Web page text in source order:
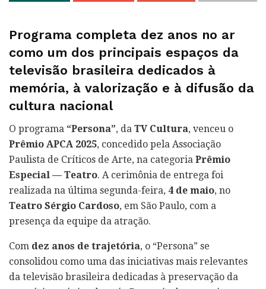
Programa completa dez anos no ar
como um dos principais espaços da
televisão brasileira dedicados à
memória, à valorização e à difusão da
cultura nacional
O programa “Persona”, da TV Cultura, venceu o
Prêmio APCA 2025, concedido pela Associação
Paulista de Críticos de Arte, na categoria Prêmio
Especial — Teatro. A cerimônia de entrega foi
realizada na última segunda-feira, 4 de maio, no
Teatro Sérgio Cardoso, em São Paulo, com a
presença da equipe da atração.
Com dez anos de trajetória, o “Persona” se
consolidou como uma das iniciativas mais relevantes
da televisão brasileira dedicadas à preservação da